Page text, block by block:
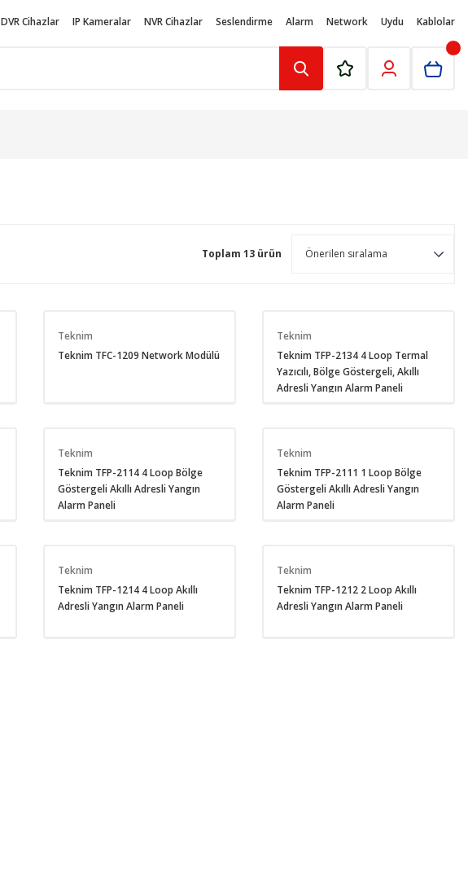
DVR Cihazlar IP Kameralar NVR Cihazlar Seslendirme Alarm Network Uydu Kablolar
Toplam 13 ürün
Teknim
Teknim TFC-1209 Network Modülü
Teknim
Teknim TFP-2134 4 Loop Termal
Yazıcılı, Bölge Göstergeli, Akıllı
Adresli Yangın Alarm Paneli
Teknim
Teknim TFP-2114 4 Loop Bölge
Göstergeli Akıllı Adresli Yangın
Alarm Paneli
Teknim
Teknim TFP-2111 1 Loop Bölge
Göstergeli Akıllı Adresli Yangın
Alarm Paneli
Teknim
Teknim TFP-1214 4 Loop Akıllı
Adresli Yangın Alarm Paneli
Teknim
Teknim TFP-1212 2 Loop Akıllı
Adresli Yangın Alarm Paneli